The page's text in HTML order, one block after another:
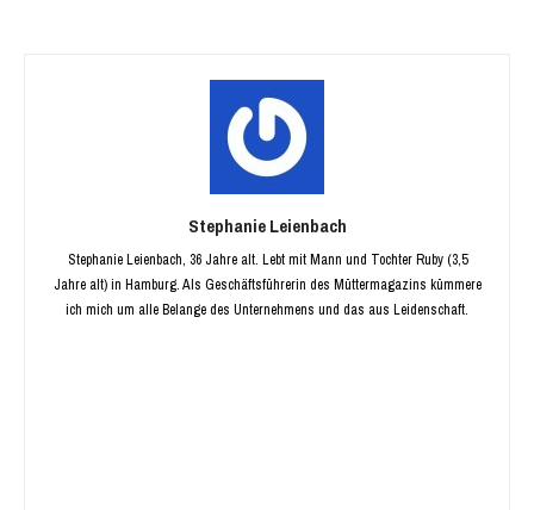
Stephanie Leienbach
Stephanie Leienbach, 36 Jahre alt. Lebt mit Mann und Tochter Ruby (3,5
Jahre alt) in Hamburg. Als Geschäftsführerin des Müttermagazins kümmere
ich mich um alle Belange des Unternehmens und das aus Leidenschaft.